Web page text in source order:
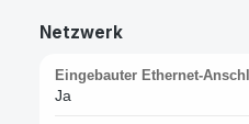
Netzwerk
Eingebauter Ethernet-
Ja